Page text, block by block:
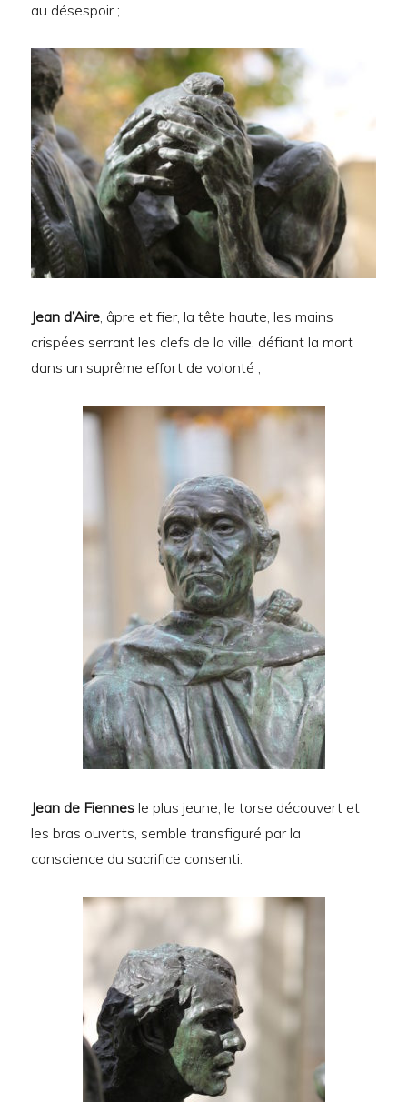
au désespoir ;
Jean d’Aire, âpre et fier, la tête haute, les mains
crispées serrant les clefs de la ville, défiant la mort
dans un suprême effort de volonté ;
Jean de Fiennes le plus jeune, le torse découvert et
les bras ouverts, semble transfiguré par la
conscience du sacrifice consenti.